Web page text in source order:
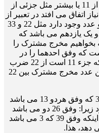
گاهی ترامی صورت می گیرد به جزئی از 11 یا بیشتر مثل جزئی از
جایی نیاز اتفاق می افتد در تعبیر از
وفق دو عدد به تلفظ به کسر که بین دو عدد وجود دارد مثل 22 و 33
یک یازدهم می باشد که
زمانی که بخواهیم مخرج مشترک را
که وفق احدهما را در
دیگری ضرب کنیم که در نتیجه اثنینی که جزء 11 است از 22 ضرب
می شود در 33 تا حاصلش 66 شود و این عدد مخرج مشترک بین 22
و مثل این مثال است مثال عدد 26 با 39 که وفق هردو 13 می باشد
که نتیجه ضرب و حاصل آن 78 می شود زیرا: وفق 26 دو می باشد
وقتی در 39 ضرب شود 78 می گردد یا اینکه وفق 39 که 3 می باشد